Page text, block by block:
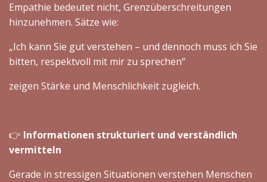
Empathie bedeutet nicht, Grenzüberschreitungen
hinzunehmen. Sätze wie:
„Ich kann Sie gut verstehen – und dennoch muss ich Sie
bitten, respektvoll mit mir zu sprechen“
zeigen Stärke und Menschlichkeit zugleich.
👉 Informationen strukturiert und verständlich
vermitteln
Gerade in stressigen Situationen verstehen Menschen